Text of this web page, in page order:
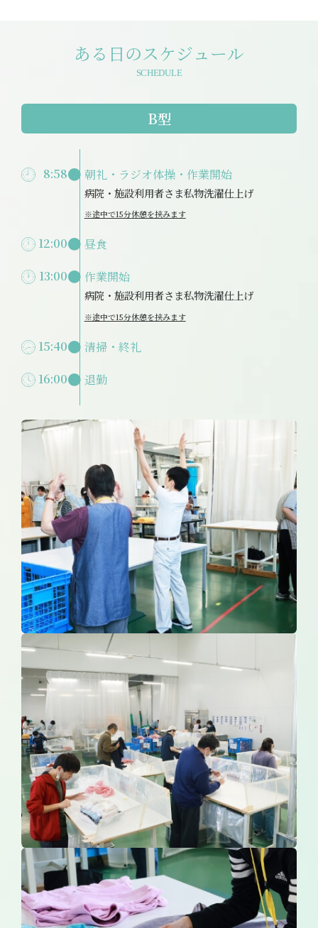
ある日のスケジュール
SCHEDULE
B型
8:58 朝礼・ラジオ体操・作業開始
病院・施設利用者さま私物洗濯仕上げ
※途中で15分休憩を挟みます
12:00
昼食
13:00
作業開始
病院・施設利用者さま私物洗濯仕上げ
※途中で15分休憩を挟みます
15:40
清掃・終礼
16:00
退勤